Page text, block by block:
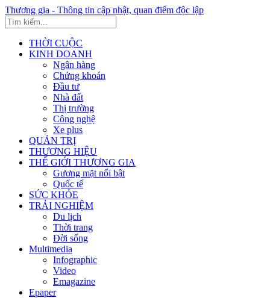
Thương gia - Thông tin cập nhật, quan điểm độc lập
THỜI CUỘC
KINH DOANH
Ngân hàng
Chứng khoán
Đầu tư
Nhà đất
Thị trường
Công nghệ
Xe plus
QUẢN TRỊ
THƯƠNG HIỆU
THẾ GIỚI THƯƠNG GIA
Gương mặt nổi bật
Quốc tế
SỨC KHỎE
TRẢI NGHIỆM
Du lịch
Thời trang
Đời sống
Multimedia
Infographic
Video
Emagazine
Epaper